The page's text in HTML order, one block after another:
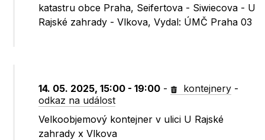
katastru obce Praha, Seifertova - Siwiecova - U
Rajské zahrady - Vlkova, Vydal: ÚMČ Praha 03
14. 05. 2025, 15:00 - 19:00 - kontejnery -
odkaz na událost
Velkoobjemový kontejner v ulici U Rajské
zahrady x Vlkova